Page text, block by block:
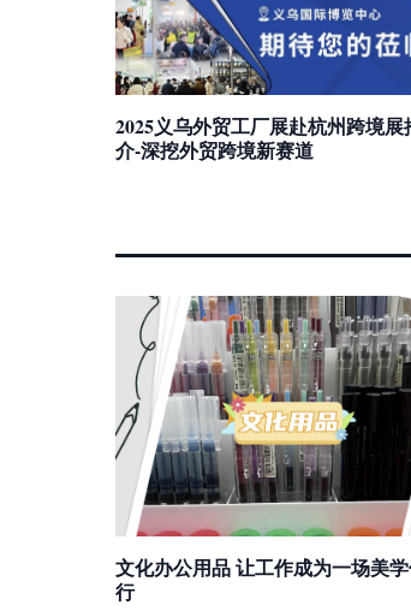
2025义乌外贸工厂展赴杭州跨境展
介-深挖外贸跨境新赛道
文化办公用品 让工作成为一场美
行